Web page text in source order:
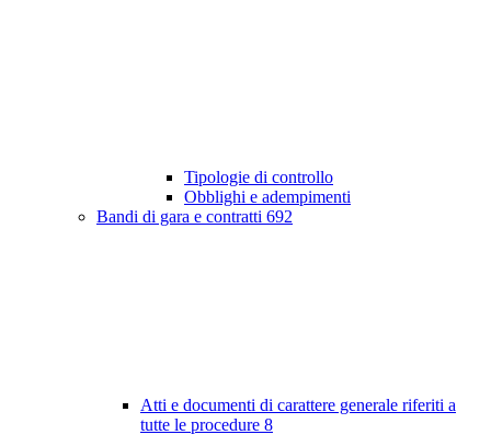
Tipologie di controllo
Obblighi e adempimenti
Bandi di gara e contratti 692
Atti e documenti di carattere generale riferiti a
tutte le procedure 8